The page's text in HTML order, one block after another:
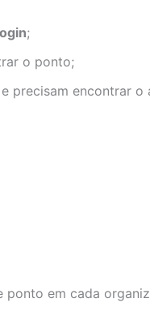
;
o ponto;
precisam encontrar o
ponto em cada